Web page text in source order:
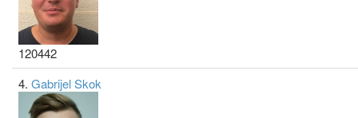
120442
4. Gabrijel Skok